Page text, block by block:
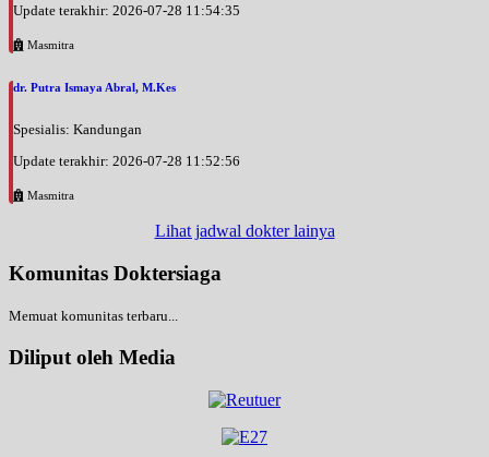
Update terakhir: 2026-07-28 11:54:35
Masmitra
dr. Putra Ismaya Abral, M.Kes
Spesialis: Kandungan
Update terakhir: 2026-07-28 11:52:56
Masmitra
Lihat jadwal dokter lainya
Komunitas Doktersiaga
Memuat komunitas terbaru...
Diliput oleh Media